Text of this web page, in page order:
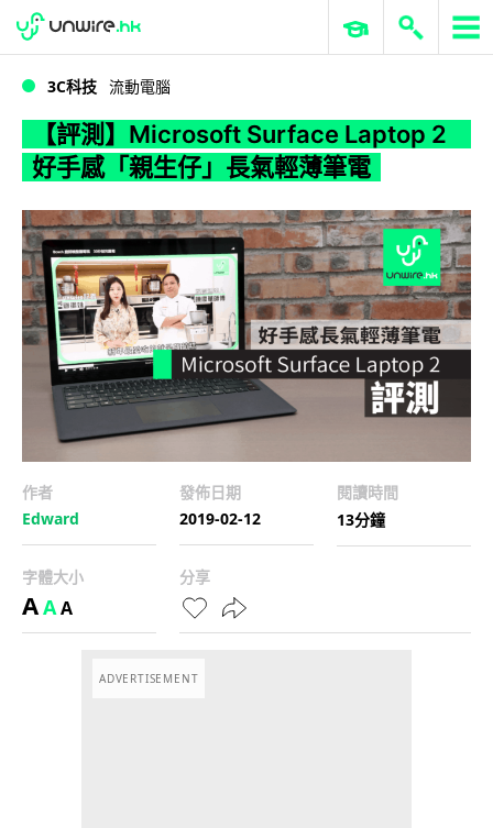
WWDC 2026 ERP 與商業 AI
3C科技 流動電腦
【評測】Microsoft Surface Laptop 2
好手感「親生仔」長氣輕薄筆電
作者
Edward
發佈日期
2019-02-12
閱讀時間
13分鐘
字體大小
AAA
分享
ADVERTISEMENT